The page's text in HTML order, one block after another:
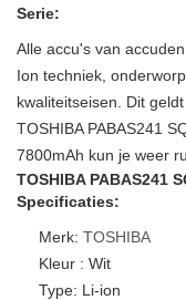
Serie:
Alle accu's van
Ion techniek,
kwaliteitseisen. Dit
TOSHIBA PABAS241
7800mAh kun je weer
TOSHIBA PABAS241
Specificaties:
Merk: TOSHIBA
Kleur : Wit
Type: Li-ion